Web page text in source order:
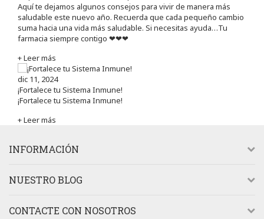
Aquí te dejamos algunos consejos para vivir de manera más
saludable este nuevo año. Recuerda que cada pequeño cambio
suma hacia una vida más saludable. Si necesitas ayuda…Tu
farmacia siempre contigo ❤❤❤
+ Leer más
dic 11, 2024
¡Fortalece tu Sistema Inmune!
¡Fortalece tu Sistema Inmune!
+ Leer más
INFORMACIÓN
NUESTRO BLOG
CONTACTE CON NOSOTROS